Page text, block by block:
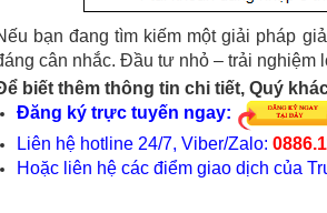
bạn đang tìm kiếm một giải pháp
cân nhắc. Đầu tư nhỏ – trải nghiệm
biết thêm thông tin chi tiết, Quý
Đăng ký trực tuyến ngay:
Liên hệ hotline 24/7, Viber/Zalo:
Hoặc liên hệ các điểm giao dịch của